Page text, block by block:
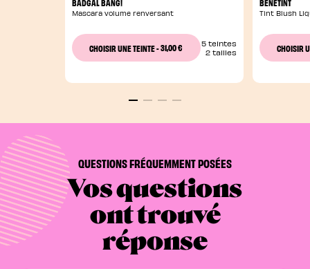
Mascara volume renversant
CHOISIR UNE TEINTE-31,00 €
5 teintes
2 tailles
Tint Blush
CHOISIR
QUESTIONS FRÉQUEMMENT POSÉES
Vos questions
ont trouvé
réponse